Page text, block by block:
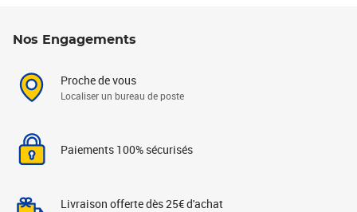
Nos Engagements
Proche de vous
Localiser un bureau de poste
Paiements 100% sécurisés
Livraison offerte dès 25€ d'achat